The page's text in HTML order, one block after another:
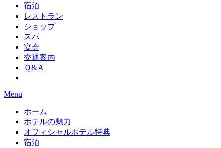
宿泊
レストラン
ショップ
スパ
宴会
交通案内
Ｑ&Ａ
Menu
ホーム
ホテルの魅力
オフィシャルホテル特典
宿泊